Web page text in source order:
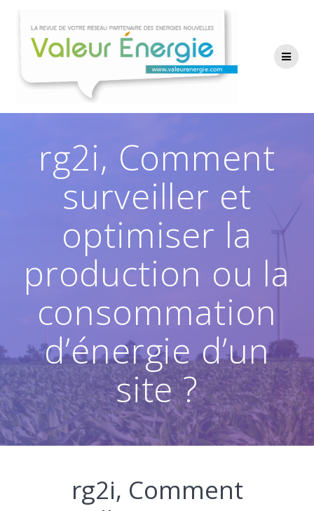
contenu
rg2i, Comment
surveiller et
optimiser la
production ou la
consommation
d’énergie d’un
site ?
rg2i, Comment